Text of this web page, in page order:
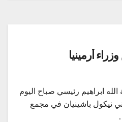
أرمينيا
ابراهيم رئيسي صباح اليوم
نيكول باشينيان في مجمع